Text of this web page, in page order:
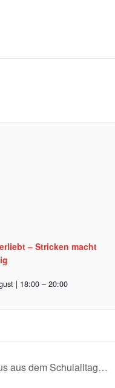
– Stricken macht
| 18:00 – 20:00
aus dem Schulalltag…